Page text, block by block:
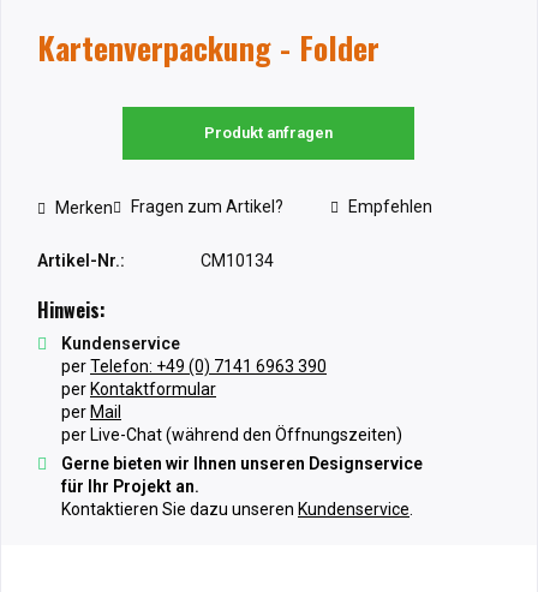
Kartenverpackung - Folder
Produkt anfragen
Merken Fragen zum Artikel? Empfehlen
Artikel-Nr.: CM10134
Hinweis:
Kundenservice
perTelefon: +49 (0) 7141 6963 390
per Kontaktformular
per Mail
per Live-Chat (während den Öffnungszeiten)
Gerne bieten wir Ihnen unseren Designservice
für Ihr Projekt an.
Kontaktieren Sie dazu unseren Kundenservice